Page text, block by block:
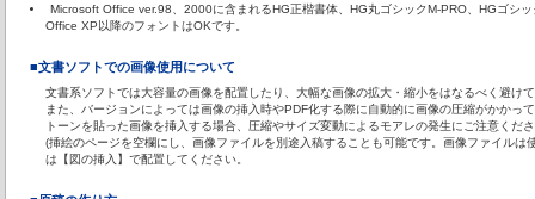
Microsoft Office ver.98、2000に含まれるHG正楷書体、HG丸ゴシックM-PRO、HGゴシ
Office XP以降のフォントはOKです。
■文書ソフトでの画像使用について
文書系ソフトでは大容量の画像を配置したり、大幅な画像の拡大・縮小をはなるべく避け
また、バージョンによっては画像の挿入時やPDF化する際に自動的に画像の圧縮がかかっ
トーンを貼った画像を挿入する場合、圧縮やサイズ変動によるモアレの発生にご注意くだ
(挿絵のページを空欄にし、画像ファイルを別途入稿することも可能です。画像ファイル
は【図の挿入】で配置してください。